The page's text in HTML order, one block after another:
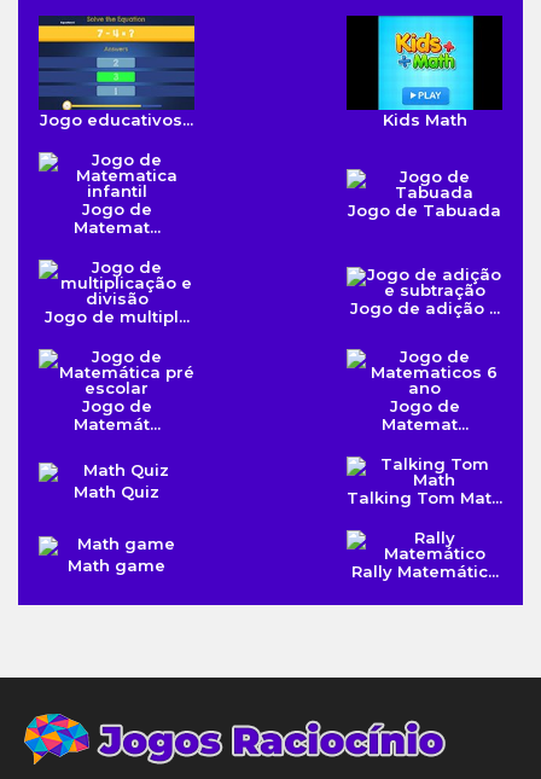
Jogo educativos... Kids Math
Jogo de
Matemat...
Jogo de Tabuada
Jogo de multipl... Jogo de adição ...
Jogo de
Matemát...
Jogo de
Matemat...
Math Quiz Talking Tom Mat...
Math game Rally Matemátic...